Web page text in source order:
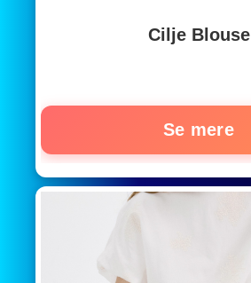
Cilje Blouse
Se mere